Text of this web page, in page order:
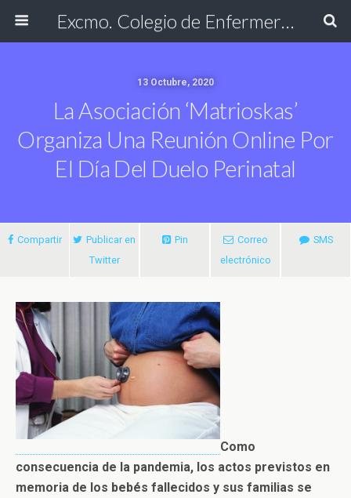
Excmo. Colegio de Enfermería de Cádiz
13 Octubre, 2020
La Asociación ‘Matrioskas’
Organiza Una Reunión Online Por
El Día Del Duelo Perinatal
Compartir
Publicar en
Twitter
Pin
Correo
electrónico
SMS
Como
consecuencia de la pandemia, los actos previstos en
memoria de los bebés fallecidos y sus familias se